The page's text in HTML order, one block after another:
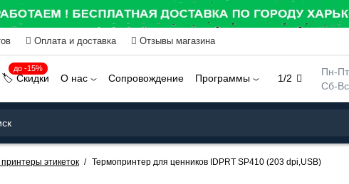
Оплата и доставка Отзывы магазина
Пн-
Сб-
1/2
до -15%
🏷️ Скидки О нас Сопровождение Программы
этикеток Термопринтер для ценников IDPRT SP410 (203 dpi,USB)